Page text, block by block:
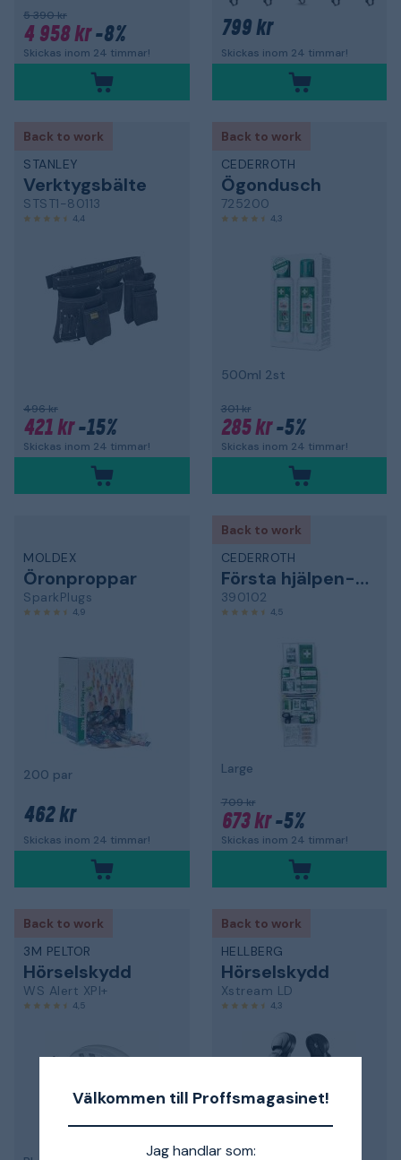
Välkommen till Proffsmagasinet!
Jag handlar som:
5 390 kr
4 958 kr-8%
Skickas inom 24 timmar!
799 kr
Skickas inom 24 timmar!
Back to work
STANLEY
Verktygsbälte
STST1-80113
4,4
496 kr
421 kr-15%
Skickas inom 24 timmar!
Back to work
CEDERROTH
Ögondusch
725200
4,3
500ml 2st
301 kr
285 kr-5%
Skickas inom 24 timmar!
MOLDEX
Öronproppar
SparkPlugs
4,9
200 par
462 kr
Skickas inom 24 timmar!
Back to work
CEDERROTH
Första hjälpen-kit
390102
4,5
Large
709 kr
673 kr-5%
Skickas inom 24 timmar!
Back to work
3M PELTOR
Hörselskydd
WS Alert XPI+
4,5
Back to work
HELLBERG
Hörselskydd
Xstream LD
4,3